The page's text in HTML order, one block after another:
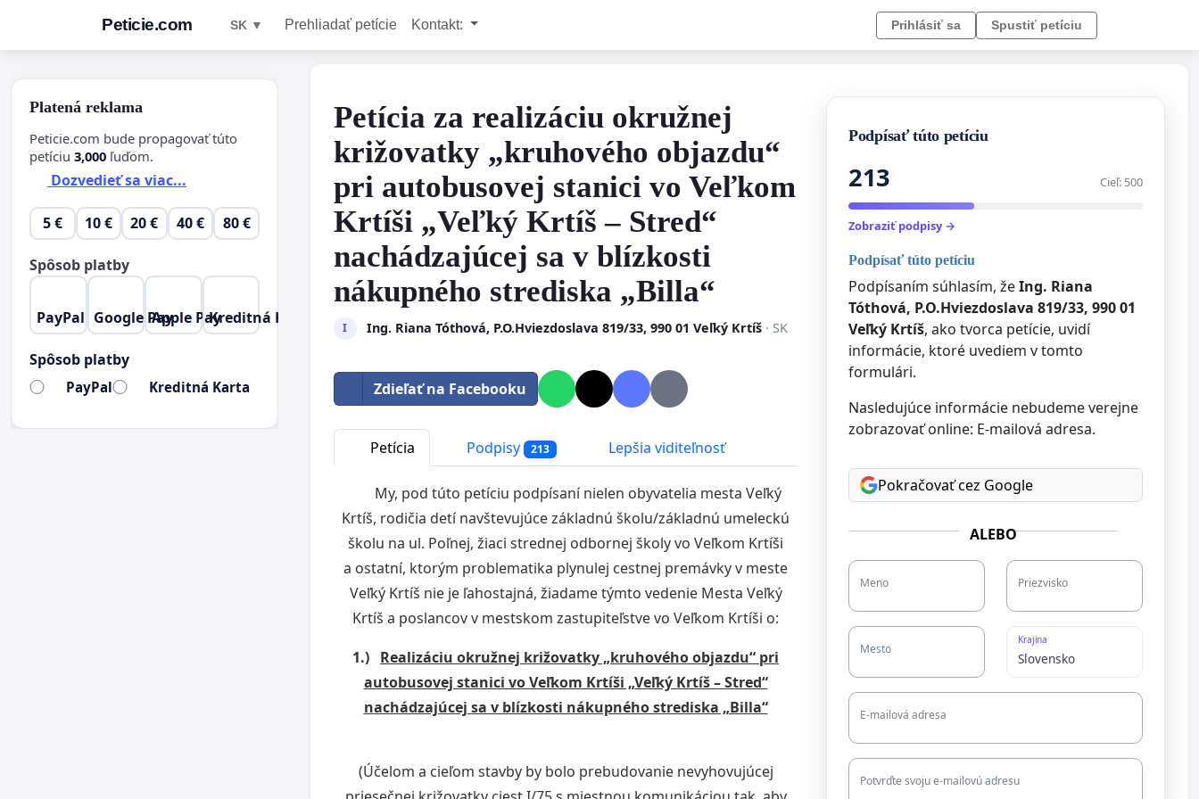
Peticie.com SK ▼ Prehliadať petície Kontakt: Prihlásiť sa Spustiť petíciu
Petícia za realizáciu okružnej
križovatky „kruhového objazdu“
pri autobusovej stanici vo Veľkom
Krtíši „Veľký Krtíš – Stred“
nachádzajúcej sa v blízkosti
nákupného strediska „Billa“
I Ing. Riana Tóthová, P.O.Hviezdoslava 819/33, 990 01 Veľký Krtíš· SK
Zdieľať na Facebooku
Petícia Podpisy 213 Lepšia viditeľnosť
My, pod túto petíciu podpísaní nielen obyvatelia mesta Veľký
Krtíš, rodičia detí navštevujúce základnú školu/základnú umeleckú
školu na ul. Poľnej, žiaci strednej odbornej školy vo Veľkom Krtíši
a ostatní, ktorým problematika plynulej cestnej premávky v meste
Veľký Krtíš nie je ľahostajná, žiadame týmto vedenie Mesta Veľký
Krtíš a poslancov v mestskom zastupiteľstve vo Veľkom Krtíši o:
1.) Realizáciu okružnej križovatky „kruhového objazdu“ pri
autobusovej stanici vo Veľkom Krtíši „Veľký Krtíš – Stred“
nachádzajúcej sa v blízkosti nákupného strediska „Billa“
(Účelom a cieľom stavby by bolo prebudovanie nevyhovujúcej
Podpísať túto petíciu
213 Cieľ: 500
Zobraziť podpisy →
Podpísať túto petíciu
Podpísaním súhlasím, žeIng. Riana
Tóthová, P.O.Hviezdoslava 819/33, 990 01
Veľký Krtíš, ako tvorca petície, uvidí
informácie, ktoré uvediem v tomto
formulári.
Nasledujúce informácie nebudeme verejne
zobrazovať online: E-mailová adresa.
Pokračovať cez Google
ALEBO
Meno Priezvisko
Mesto
Krajina
E-mailová adresa
Potvrďte svoju e-mailovú adresu
Platená reklama
Peticie.com bude propagovať túto
petíciu 3,000 ľuďom.
Dozvedieť sa viac...
5 € 10 € 20 € 40 € 80 €
Spôsob platby
PayPal Google PayApple PayKreditná Karta
Spôsob platby
PayPal Kreditná Karta